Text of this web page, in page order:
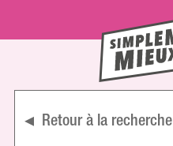
Retour à la recherche